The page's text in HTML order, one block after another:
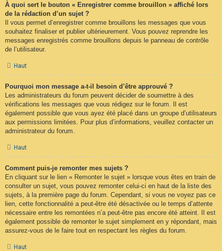
À quoi sert le bouton « Enregistrer comme brouillon » affiché lors
de la rédaction d’un sujet ?
Il vous permet d’enregistrer comme brouillons les messages que vous
souhaitez finaliser et publier ultérieurement. Vous pouvez reprendre les
messages enregistrés comme brouillons depuis le panneau de contrôle
de l’utilisateur.
Haut
Pourquoi mon message a-t-il besoin d’être approuvé ?
Les administrateurs du forum peuvent décider de soumettre à des
vérifications les messages que vous rédigez sur le forum. Il est
également possible que vous ayez été placé dans un groupe d’utilisateurs
aux permissions limitées. Pour plus d’informations, veuillez contacter un
administrateur du forum.
Haut
Comment puis-je remonter mes sujets ?
En cliquant sur le lien « Remonter le sujet » lorsque vous êtes en train de
consulter un sujet, vous pouvez remonter celui-ci en haut de la liste des
sujets, à la première page du forum. Cependant, si vous ne voyez pas ce
lien, cette fonctionnalité a peut-être été désactivée ou le temps d’attente
nécessaire entre les remontées n’a peut-être pas encore été atteint. Il est
également possible de remonter le sujet simplement en y répondant, mais
assurez-vous de le faire tout en respectant les règles du forum.
Haut